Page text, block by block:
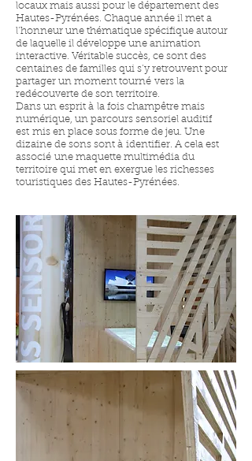
locaux mais aussi pour le département des
Hautes-Pyrénées. Chaque année il met a
l’honneur une thématique spécifique autour
de laquelle il développe une animation
interactive. Véritable succès, ce sont des
centaines de familles qui s’y retrouvent pour
partager un moment tourné vers la
redécouverte de son territoire.
Dans un esprit à la fois champêtre mais
numérique, un parcours sensoriel auditif
est mis en place sous forme de jeu. Une
dizaine de sons sont à identifier. A cela est
associé une maquette multimédia du
territoire qui met en exergue les richesses
touristiques des Hautes-Pyrénées.